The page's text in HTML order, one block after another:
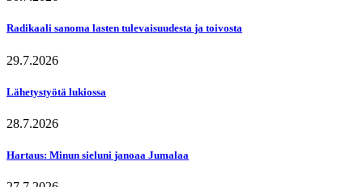
Radikaali sanoma lasten tulevaisuudesta ja toivosta
29.7.2026
Lähetystyötä lukiossa
28.7.2026
Hartaus: Minun sieluni janoaa Jumalaa